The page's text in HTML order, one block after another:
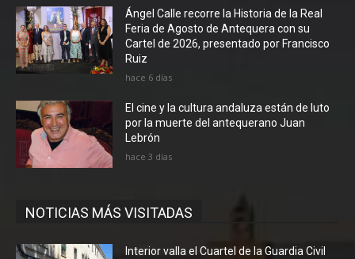
Ángel Calle recorre la Historia de la Real
Feria de Agosto de Antequera con su
Cartel de 2026, presentado por Francisco
Ruiz
hace 6 días
El cine y la cultura andaluza están de luto
por la muerte del antequerano Juan
Lebrón
hace 3 días
NOTICIAS MÁS VISITADAS
Interior valla el Cuartel de la Guardia Civil